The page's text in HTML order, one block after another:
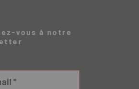
vous à notre